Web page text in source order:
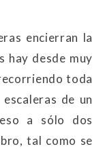
encierran la
hay desde muy
toda
de un
a sólo dos
tal como se